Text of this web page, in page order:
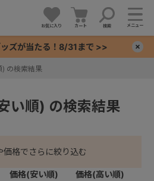
お気に入り カート 検索 メニュー
ズが当たる！8/31まで >>
) の検索結果
い順) の検索結果
価格でさらに絞り込む
価格(安い順) 価格(高い順)